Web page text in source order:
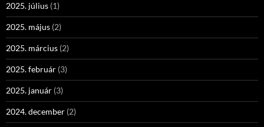
2025. július (1)
2025. május (2)
2025. március (2)
2025. február (3)
2025. január (3)
2024. december (2)